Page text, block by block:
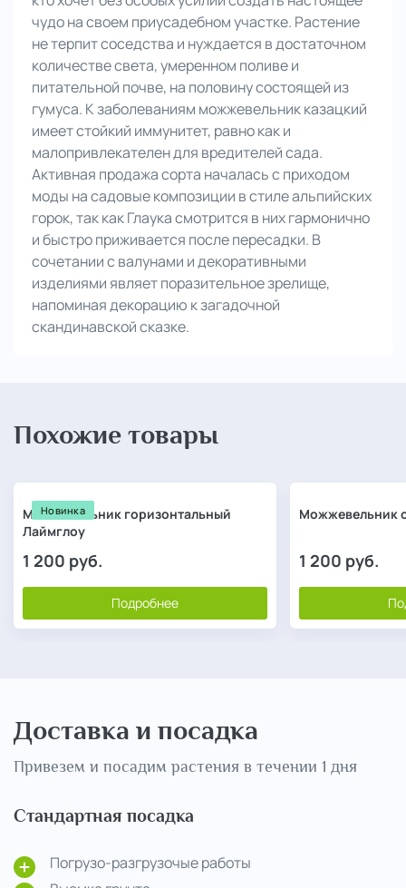
чудо на своем приусадебном участке. Растение
не терпит соседства и нуждается в достаточном
количестве света, умеренном поливе и
питательной почве, на половину состоящей из
гумуса. К заболеваниям можжевельник казацкий
имеет стойкий иммунитет, равно как и
малопривлекателен для вредителей сада.
Активная продажа сорта началась с приходом
моды на садовые композиции в стиле альпийских
горок, так как Глаука смотрится в них гармонично
и быстро приживается после пересадки. В
сочетании с валунами и декоративными
изделиями являет поразительное зрелище,
напоминая декорацию к загадочной
скандинавской сказке.
Похожие товары
Новинка
Можжевельник горизонтальный
Лаймглоу
1 200 руб.
Подробнее
Можжевельник
1 200 руб.
Доставка и посадка
Привезем и посадим растения в течении 1 дня
Стандартная посадка
Погрузо-разгрузочые работы